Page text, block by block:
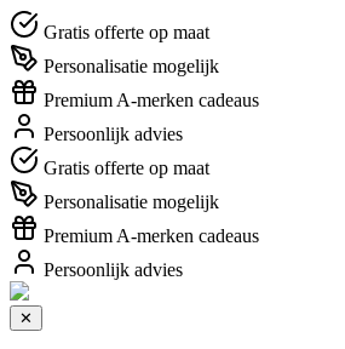
Gratis offerte op maat
Personalisatie mogelijk
Premium A-merken cadeaus
Persoonlijk advies
Gratis offerte op maat
Personalisatie mogelijk
Premium A-merken cadeaus
Persoonlijk advies
✕